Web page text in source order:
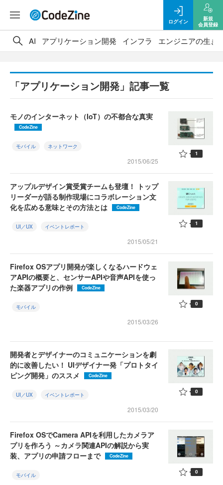
ログイン
新規
会員登録
AI アプリケーション開発 インフラ エンジニアの生き
「アプリケーション開発」記事一覧
モノのインターネット（IoT）の不都合な真実
CodeZine
モバイル ネットワーク
2015/06/25
1
アップルデザイン賞受賞チームも登壇！ トップ
リーダーが語る制作現場にコラボレーション文
化を広める意味とその方法とは
CodeZine
UI／UX イベントレポート
2015/05/21
1
Firefox OSアプリ開発が楽しくなるハードウェ
アAPIの概要と、センサーAPIや音声APIを使っ
た楽器アプリの作例
CodeZine
モバイル
2015/03/26
0
開発者とデザイナーのコミュニケーションを劇
的に改善したい！ UIデザイナー発「プロトタイ
ピング開発」のススメ
CodeZine
UI／UX イベントレポート
2015/03/20
0
Firefox OSでCamera APIを利用したカメラア
プリを作ろう ～カメラ関連APIの解説から実
装、アプリの申請フローまで
CodeZine
モバイル 0